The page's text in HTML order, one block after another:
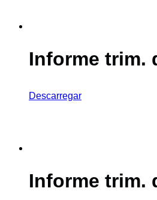
Informe trim.
Descarregar
Informe trim.